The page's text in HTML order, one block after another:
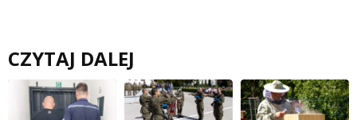
CZYTAJ DALEJ